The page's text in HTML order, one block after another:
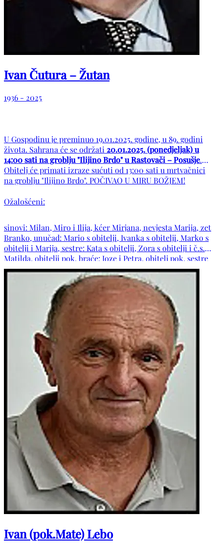
Ivan Čutura – Žutan
1936 - 2025
U Gospodinu je preminuo 19.01.2025. godine, u 89. godini
života. Sahrana će se održati 20.01.2025. (ponedjeljak) u
14:00 sati na groblju "Ilijino Brdo" u Rastovači – Posušje.
Obitelj će primati izraze sućuti od 13:00 sati u mrtvačnici
na groblju "Ilijino Brdo". POČIVAO U MIRU BOŽJEM!
Ožalošćeni:
sinovi: Milan, Miro i Ilija, kćer Mirjana, nevjesta Marija, zet
Branko, unučad: Mario s obitelji, Ivanka s obitelji, Marko s
obitelji i Marija, sestre: Kata s obitelji, Zora s obitelji i č.s.
Matilda, obitelji pok. braće: Joze i Petra, obitelj pok. sestre
Ruže i ostala rodbina i prijatelji.
Ivan (pok.Mate) Lebo